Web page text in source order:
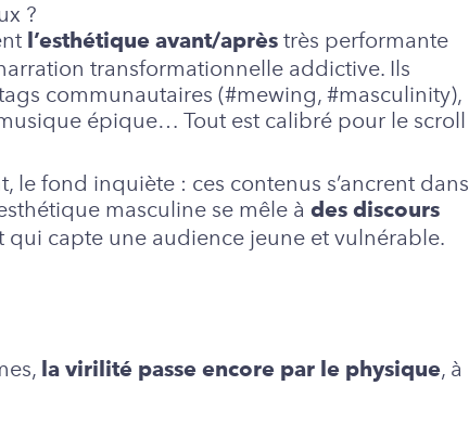
?
l’esthétique avant/après très performante
transformationnelle addictive. Ils
communautaires (#mewing, #masculinity),
épique… Tout est calibré pour le scroll
le fond inquiète : ces contenus s’ancrent dans
masculine se mêle à des discours
qui capte une audience jeune et vulnérable.
la virilité passe encore par le physique, à